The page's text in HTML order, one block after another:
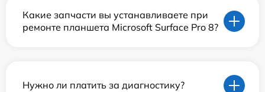
Какие запчасти вы устанавливаете при
ремонте планшета Microsoft Surface Pro 8?
Нужно ли платить за диагностику?